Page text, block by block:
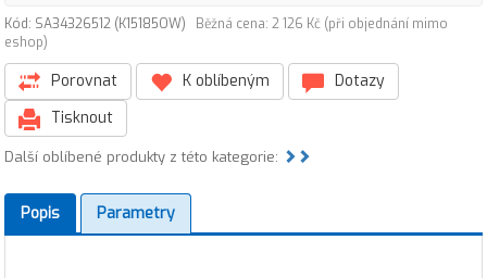
Kód: SA34326512 (K15185OW)
Běžná cena: 2 126 Kč (při objednání mimo
eshop)
Porovnat K oblíbeným
Dotazy
Tisknout
Další oblíbené produkty z této kategorie:
Popis Parametry